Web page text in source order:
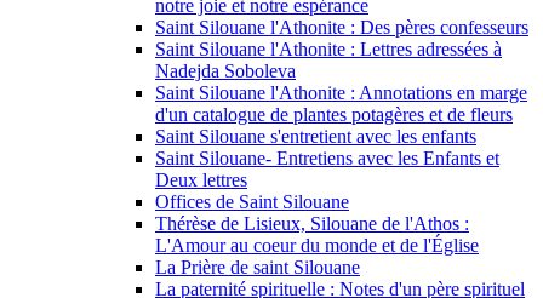
notre joie et notre espérance
Saint Silouane l'Athonite : Des pères confesseurs
Saint Silouane l'Athonite : Lettres adressées à
Nadejda Soboleva
Saint Silouane l'Athonite : Annotations en marge
d'un catalogue de plantes potagères et de fleurs
Saint Silouane s'entretient avec les enfants
Saint Silouane- Entretiens avec les Enfants et
Deux lettres
Offices de Saint Silouane
Thérèse de Lisieux, Silouane de l'Athos :
L'Amour au coeur du monde et de l'Église
La Prière de saint Silouane
La paternité spirituelle : Notes d'un père spirituel